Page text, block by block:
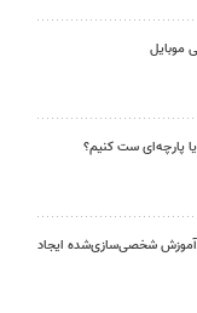
موبایل
یا پارچه‌ای ست کنیم؟
آموزش شخصی‌سازی‌شده ایجاد